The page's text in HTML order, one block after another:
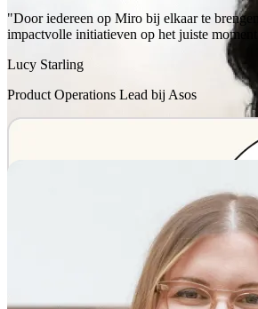
"Door iedereen op Miro bij elkaar te
impactvolle initiatieven op het juiste
Lucy Starling
Product Operations Lead bij Asos